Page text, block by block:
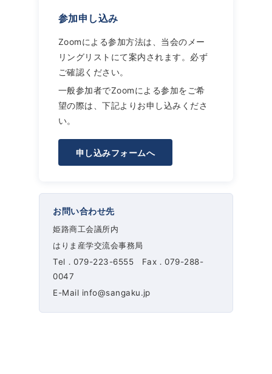
参加申し込み
Zoomによる参加方法は、当会のメー
リングリストにて案内されます。必ず
ご確認ください。
一般参加者でZoomによる参加をご希
望の際は、下記よりお申し込みくださ
い。
申し込みフォームへ
お問い合わせ先
姫路商工会議所内
はりま産学交流会事務局
Tel．079-223-6555 Fax．079-288-
0047
E-Mail info@sangaku.jp